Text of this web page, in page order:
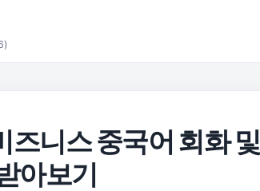
니스 중국어 회화 및
아보기